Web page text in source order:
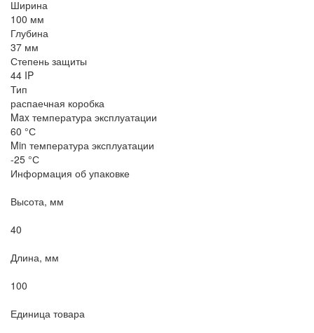
Ширина
100 мм
Глубина
37 мм
Степень защиты
44 IP
Тип
распаечная коробка
Max температура эксплуатации
60 °С
Min температура эксплуатации
-25 °С
Информация об упаковке
Высота, мм
40
Длина, мм
100
Единица товара